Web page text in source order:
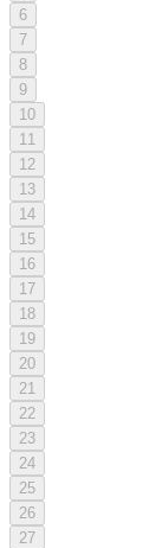
6
7
8
9
10
11
12
13
14
15
16
17
18
19
20
21
22
23
24
25
26
27